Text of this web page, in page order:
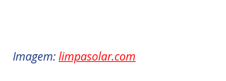
Imagem: limpasolar.com